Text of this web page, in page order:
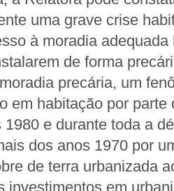
uma grave crise
à moradia
de forma
precária, um
em habitação por parte
1980 e durante toda a
dos anos 1970 por
de terra urbanizada
investimentos em